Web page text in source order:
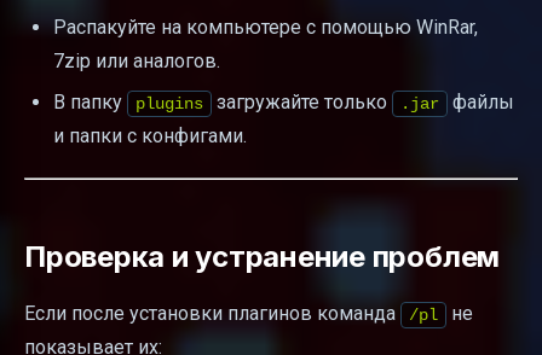
Распакуйте на компьютере с помощью WinRar,
7zip или аналогов.
В папку
plugins загружайте только .jar
файлы
и папки с конфигами.
Проверка и устранение проблем
Если после установки плагинов команда /pl
не
показывает их: